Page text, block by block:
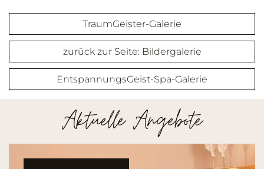
TraumGeister-Galerie
zurück zur Seite: Bildergalerie
EntspannungsGeist-Spa-Galerie
Aktuelle Angebote